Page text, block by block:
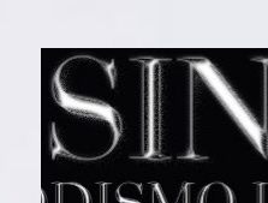
EL
Periodismo Inteligente